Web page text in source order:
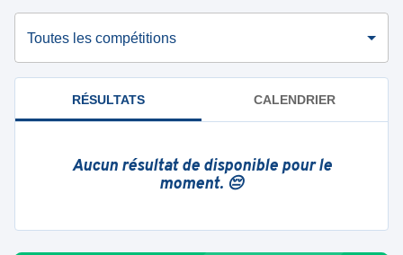
Toutes les compétitions
RÉSULTATS CALENDRIER
Aucun résultat de disponible pour le
moment. 😔